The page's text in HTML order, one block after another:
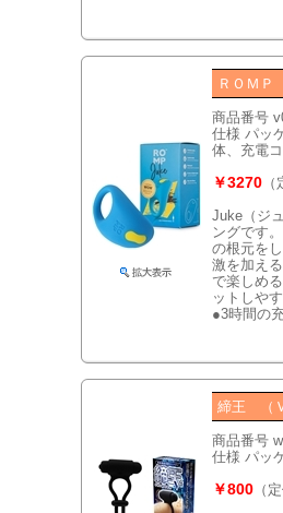
ＲＯＭ
商品番号
仕様 パッ
体、充電
￥3270
Juke（ジ
ングです
の根元を
激を加え
で楽しめ
ットしや
●3時間の
締王 （
商品番号
仕様 パッ
￥800 （